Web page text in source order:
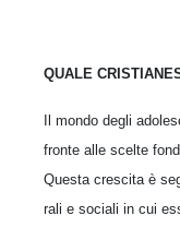
QUALE
Il mondo degli
fronte alle scelte
Questa crescita è
rali e sociali in cui